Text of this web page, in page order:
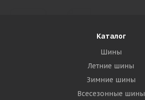
Каталог
Шины
Летние шины
Зимние шины
Всесезонные шины